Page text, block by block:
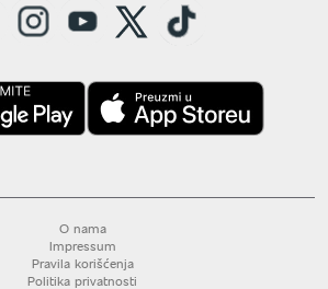
O nama
Impressum
Pravila korišćenja
Politika privatnosti